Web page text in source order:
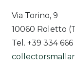
Via Torino, 9
10060 Roletto
Tel. +39 334